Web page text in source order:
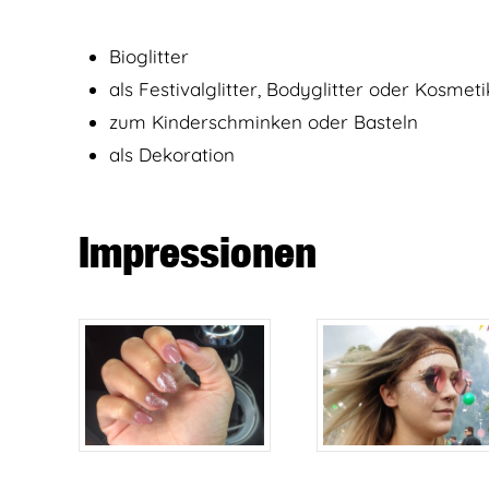
Bioglitter
als Festivalglitter, Bodyglitter oder
zum Kinderschminken oder Basteln
als Dekoration
Impressionen